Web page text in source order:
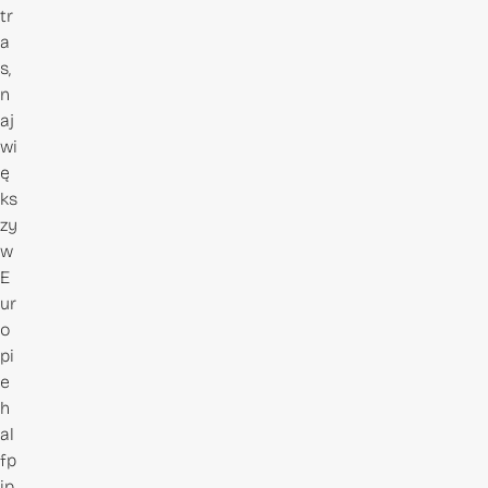
tr
a
s,
n
aj
wi
ę
ks
zy
w
E
ur
o
pi
e
h
al
fp